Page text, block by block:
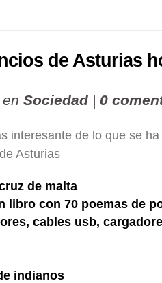
de Asturias
en Sociedad | 0
interesante de lo que se
Asturias
de malta
libro con 70 poemas de
cables usb,
indianos